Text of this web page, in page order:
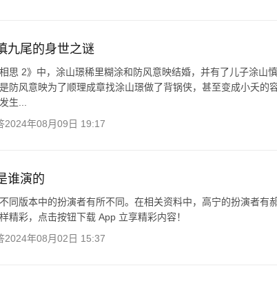
九尾的身世之谜
思 2》中，涂山璟稀里糊涂和防风意映结婚，并有了儿子涂山
防风意映为了顺理成章找涂山璟做了背锅侠，甚至变成小夭的
生...
2024年08月09日 19:17
谁演的
同版本中的扮演者有所不同。在相关资料中，高宁的扮演者有
精彩，点击按钮下载 App 立享精彩内容！
2024年08月02日 15:37